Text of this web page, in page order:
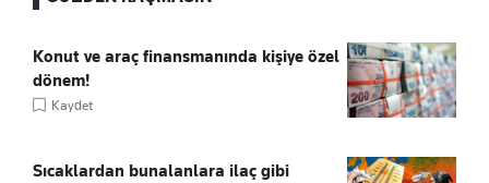
Konut ve araç finansmanında kişiye özel
dönem!
Kaydet
Sıcaklardan bunalanlara ilaç gibi